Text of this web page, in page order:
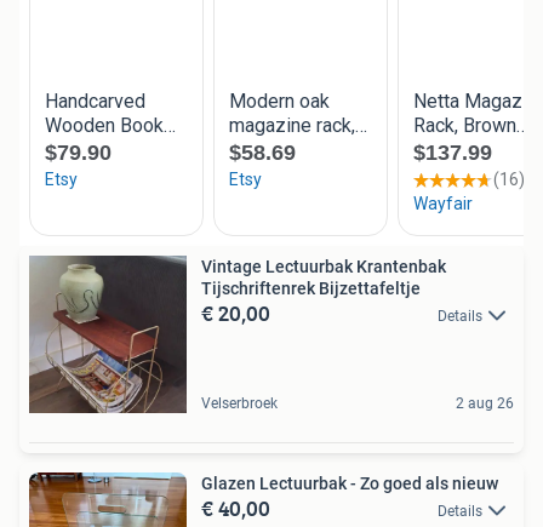
Vintage Lectuurbak Krantenbak
Tijschriftenrek Bijzettafeltje
€ 20,00 Details
Velserbroek 2 aug 26
Glazen Lectuurbak - Zo goed als nieuw
€ 40,00 Details